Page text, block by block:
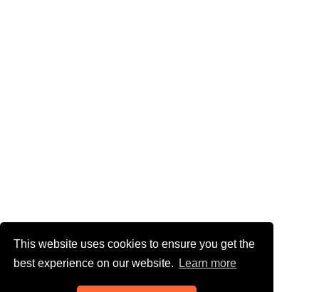
This website uses cookies to ensure you get the
best experience on our website.
Learn more